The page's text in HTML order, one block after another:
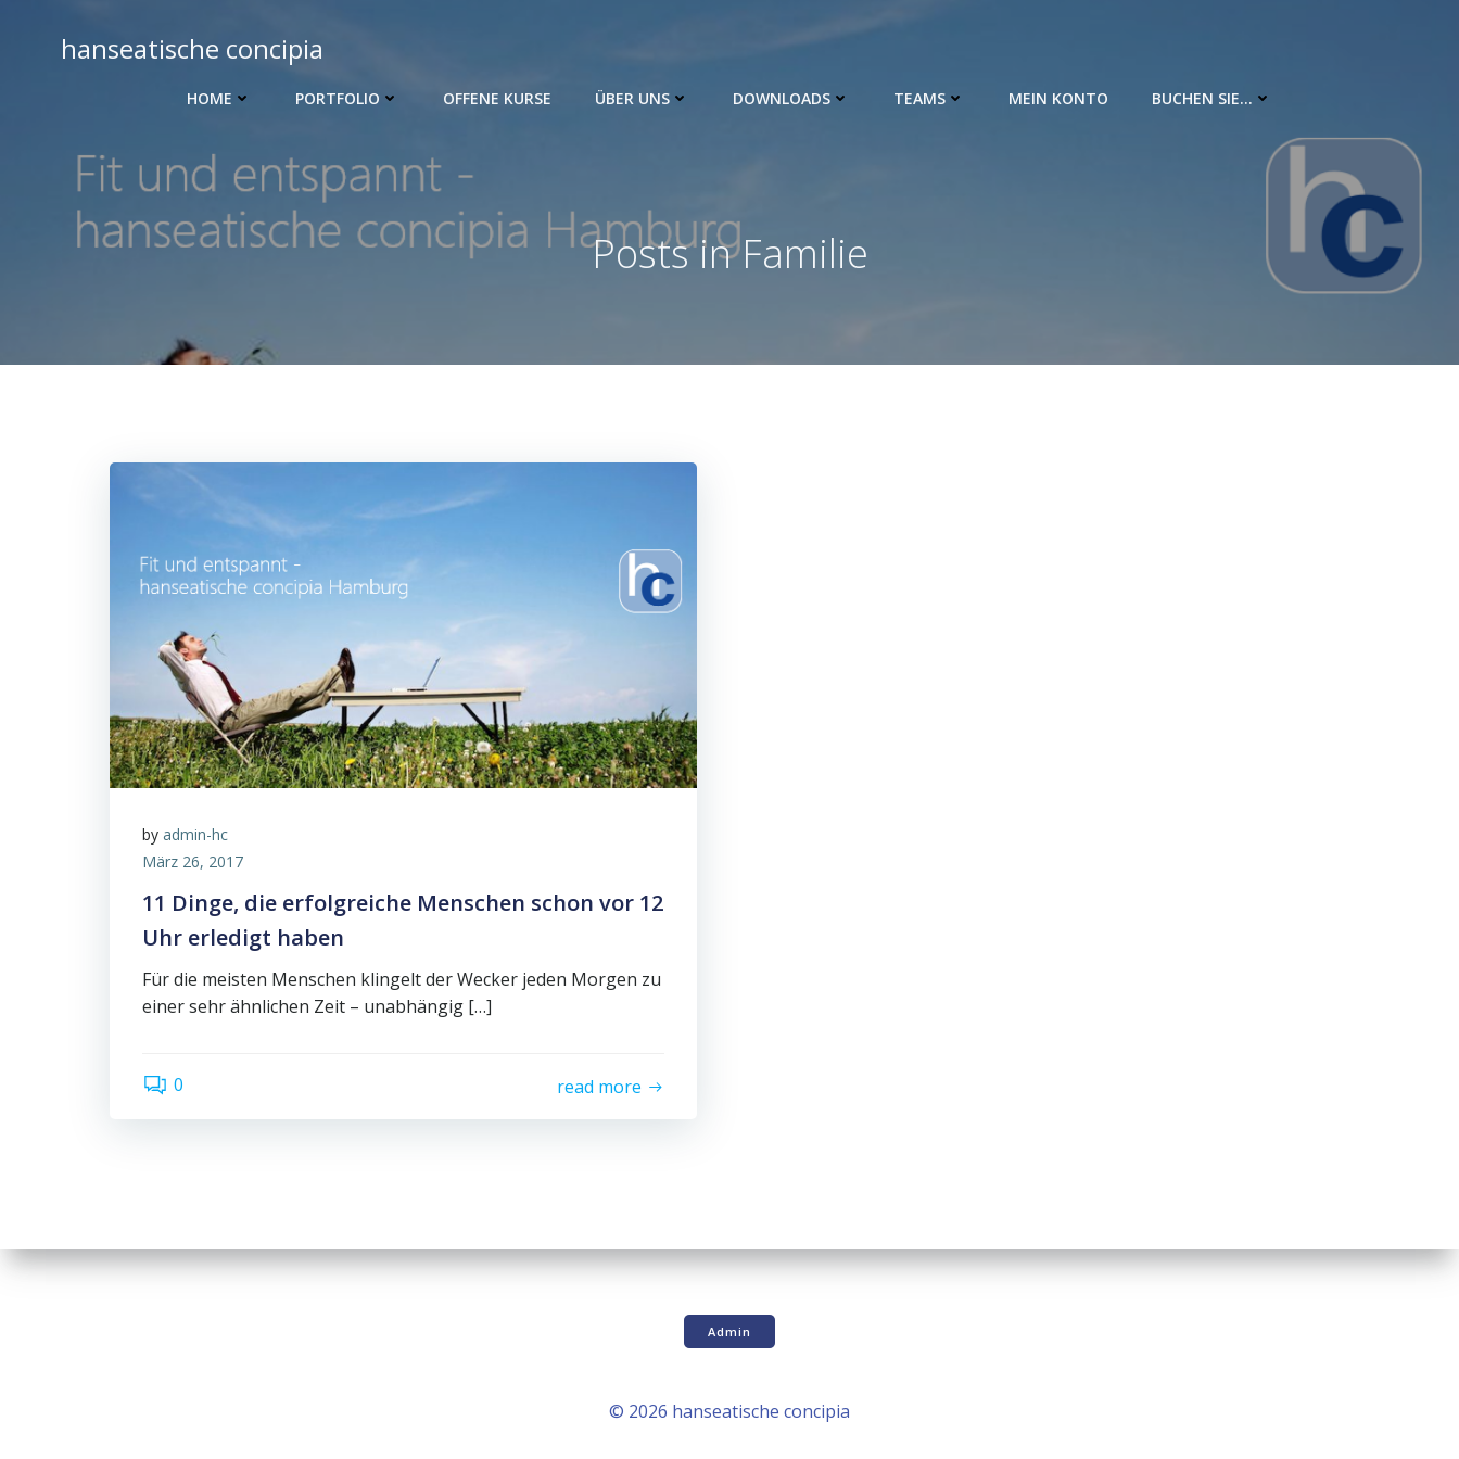
springenhanseatische concipia
HOME PORTFOLIO OFFENE KURSE ÜBER UNS DOWNLOADS TEAMS MEIN KONTO BUCHEN SIE…
Posts in Familie
by admin-hc
März 26, 2017
11 Dinge, die erfolgreiche Menschen schon vor 12
Uhr erledigt haben
Für die meisten Menschen klingelt der Wecker jeden Morgen zu
einer sehr ähnlichen Zeit – unabhängig […]
0 read more
Admin
© 2026 hanseatische concipia